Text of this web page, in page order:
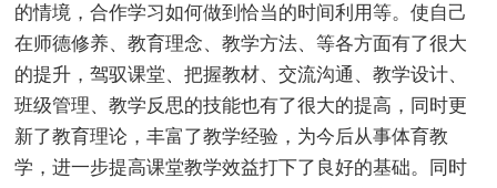
的情境，合作学习如何做到恰当的时间利用等。使自己
在师德修养、教育理念、教学方法、等各方面有了很大
的提升，驾驭课堂、把握教材、交流沟通、教学设计、
班级管理、教学反思的技能也有了很大的提高，同时更
新了教育理论，丰富了教学经验，为今后从事体育教
学，进一步提高课堂教学效益打下了良好的基础。同时